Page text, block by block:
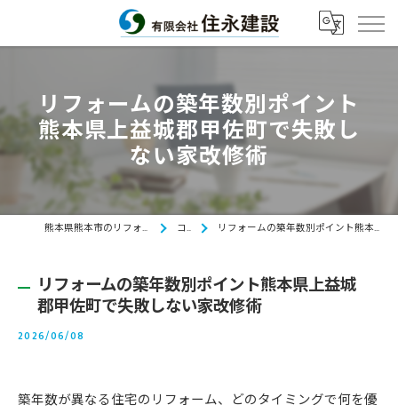
リフォームの築年数別ポイント
熊本県上益城郡甲佐町で失敗し
ない家改修術
熊本県熊本市のリフォームなら有限会社住永建設 コラム リフォームの築年数別ポイント熊本県上益城郡甲佐町で失敗しない家改修術
リフォームの築年数別ポイント熊本県上益城
郡甲佐町で失敗しない家改修術
2026/06/08
築年数が異なる住宅のリフォーム、どのタイミングで何を優